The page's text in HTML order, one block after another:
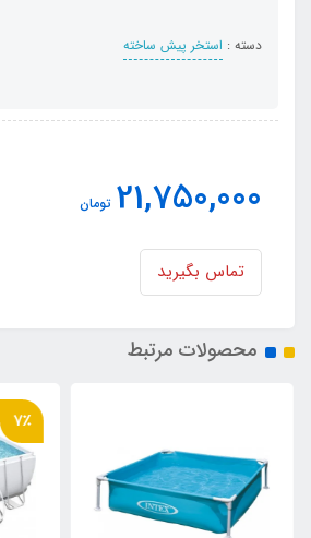
دسته : استخر پیش ساخته
21,750,000 تومان
تماس بگیرید
محصولات مرتبط
7٪